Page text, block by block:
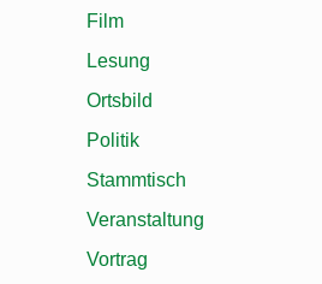
Film
Lesung
Ortsbild
Politik
Stammtisch
Veranstaltung
Vortrag